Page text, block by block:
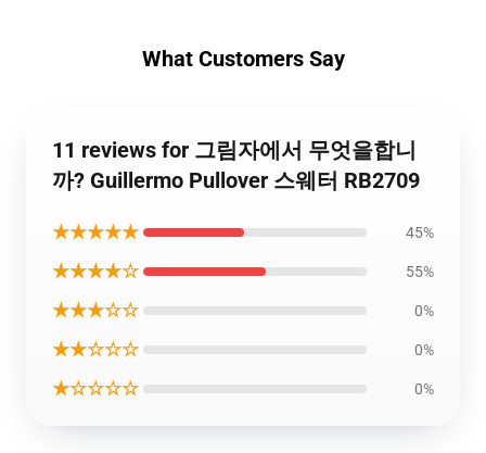
What Customers Say
11 reviews for 그림자에서 무엇을합니
까? Guillermo Pullover 스웨터 RB2709
★★★★★ 45%
★★★★☆ 55%
★★★☆☆ 0%
★★☆☆☆ 0%
★☆☆☆☆ 0%